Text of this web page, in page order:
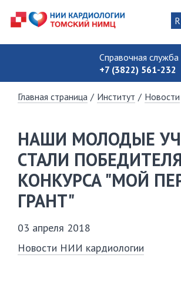
Справочная служба
+7 (3822) 561-232
Главная страница / Институт / Новости
НАШИ МОЛОДЫЕ
СТАЛИ
КОНКУРСА "МОЙ
ГРАНТ"
03 апреля 2018
Новости НИИ кардиологии